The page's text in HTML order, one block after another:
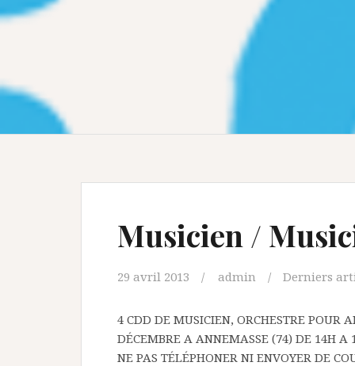
Musicien /
29 avril 2013 admin Derniers
4 CDD DE MUSICIEN, ORCHESTRE POUR
DÉCEMBRE A ANNEMASSE (74) DE 14H A
NE PAS TÉLÉPHONER NI ENVOYER DE